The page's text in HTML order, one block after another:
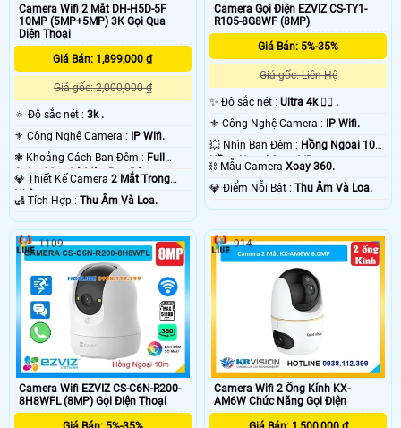
Camera Wifi 2 Mắt DH-H5D-5F
10MP (5MP+5MP) 3K Gọi Qua
Diện Thoại
Giá Bán: 1,899,000 ₫
Giá gốc: 2,000,000 ₫
🔅 Độ sắc nét : 3k .
⚜️ Công Nghệ Camera : IP Wifi.
❃ Khoảng Cách Ban Đêm : Full
Color 30m Có Màu Ban Ðêm.
💎 Thiết Kế Camera 2 Mắt Trong
Nhà.
️🛃 Tích Hợp : Thu Âm Và Loa.
Camera Gọi Điện EZVIZ CS-TY1-
R105-8G8WF (8MP)
Giá Bán: 5%-35%
Giá gốc: Liên Hệ
✨ Độ sắc nét :Ultra 4k 👍🏾 .
⚜️ Công Nghệ Camera : IP Wifi.
💥 Nhìn Ban Đêm : Hồng Ngoại 10m
Hồng Ngoại Smart IR.
⛓ Mẫu CameraXoay 360.
️💎 Điểm Nỗi Bật :Thu Âm Và Loa.
Camera Wifi EZVIZ CS-C6N-R200-
8H8WFL (8MP) Gọi Điện Thoại
1109
Camera Wifi 2 Ống Kính KX-
AM6W Chức Năng Gọi Điện
914